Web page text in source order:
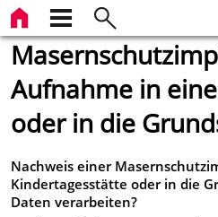
Aufnahme in
oder in die
Nachweis einer
Kindertagesstätte oder in die
Daten verarbeiten?